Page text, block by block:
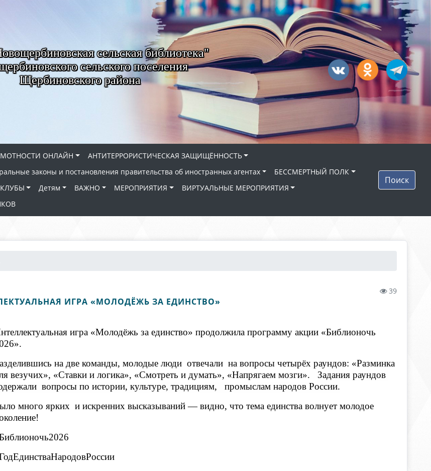
сельская библиотека"
сельского поселения
Щербиновского района
ОНЛАЙН
АНТИТЕРРОРИСТИЧЕСКАЯ ЗАЩИЩЁННОСТЬ
законы и постановления правительства об иностранных агентах
БЕССМЕРТНЫЙ ПОЛК
Детям ВАЖНО МЕРОПРИЯТИЯ
ВИРТУАЛЬНЫЕ МЕРОПРИЯТИЯ
Поиск
39
ИГРА «МОЛОДЁЖЬ ЗА ЕДИНСТВО»
игра «Молодёжь за единство» продолжила программу акции «Библионочь
на две команды, молодые люди отвечали на вопросы четырёх раундов: «Разминка
везучих», «Ставки и логика», «Смотреть и думать», «Напрягаем мозги».
Задания раундов
вопросы по истории, культуре, традициям, промыслам народов России.
много ярких и искренних высказываний — видно, что тема единства волнует молодое